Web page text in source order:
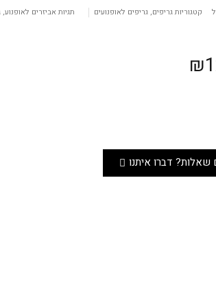
קטגוריותגריפים,גריפים לאופנועים תגיותאביזרים לאופנוע,
₪
דברו איתנו